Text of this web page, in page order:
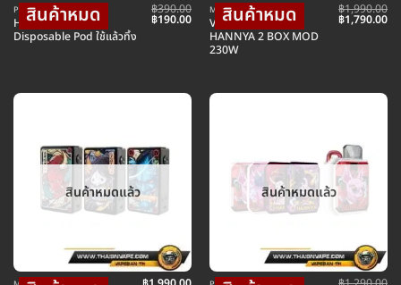
POD พอตใช้แล้วทิ้ง
Hannya Nami
Disposable Pod ใช้แล้วทิ้ง
฿390.00
Original
price
฿190.00Current
price
฿190.00.
MOD บุหรี่ไฟฟ้าม็อดบ๊อก
VAPELUSTION
HANNYA 2 BOX MOD
230W
฿1,990.00
Original
price
฿1,790.00
สินค้าหมดแล้ว สินค้าหมดแล้ว